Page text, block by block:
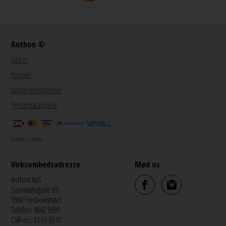
Anthon ©
Om os
Kontakt
Handelsbetingelser
Persondatapolitik
Webshop by Bewise
Virksomhedsadresse
Anthon ApS
Danmarksgade 69
9900 Frederikshavn
Telefon: 9842 5600
CVR-nr.: 13 63 69 07
Mød os